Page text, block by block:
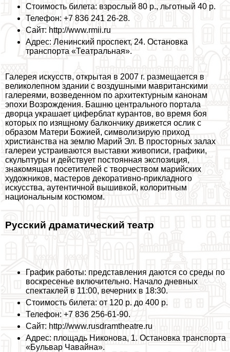
Стоимость билета: взрослый 80 р., льготный 40 р.
Телефон: +7 836 241 26-28.
Сайт: http://www.rmii.ru
Адрес: Ленинский проспект, 24. Остановка
трaнcпорта «Театральная».
Галерея искусств, открытая в 2007 г. размещается в
великолепном здании с воздушными мавританскими
галереями, возведенном по архитектурным канонам
эпохи Возрождения. Башню центрального портала
дворца украшает циферблат курантов, во время боя
которых по изящному балкончику движется ослик с
образом Матери Божией, символизирую приход
христианства на землю Марий Эл. В просторных залах
галереи устраиваются выставки живописи, графики,
скульптуры и действует постоянная экспозиция,
знакомящая посетителей с творчеством марийских
художников, мастеров декоративно-прикладного
искусства, аутентичной вышивкой, колоритным
национальным костюмом.
Русский драматический театр
График работы: представления даются со среды по
воскресенье включительно. Начало дневных
спектаклей в 11:00, вечерних в 18:30.
Стоимость билета: от 120 р. до 400 р.
Телефон: +7 836 256-61-90.
Сайт: http://www.rusdramtheatre.ru
Адрес: площадь Никонова, 1. Остановка трaнcпорта
«Бульвар Чавайна».